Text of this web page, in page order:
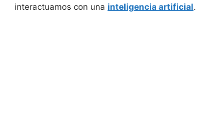
interactuamos con una inteligencia artificial.